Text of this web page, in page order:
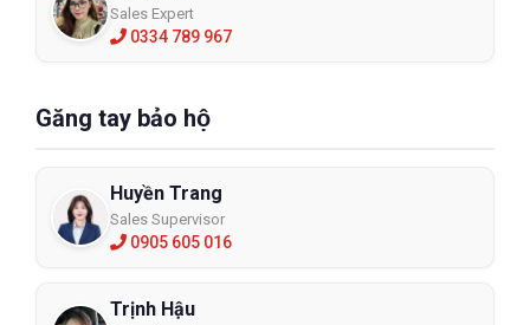
Sales Expert
0334 789 967
Găng tay bảo hộ
Huyền Trang
Sales Supervisor
0905 605 016
Trịnh Hậu